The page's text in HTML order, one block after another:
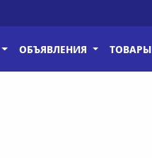
ОБЪЯВЛЕНИЯ ТОВАРЫ